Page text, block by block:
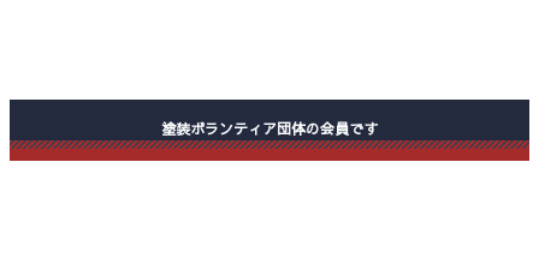
塗装ボランティア団体の会員です